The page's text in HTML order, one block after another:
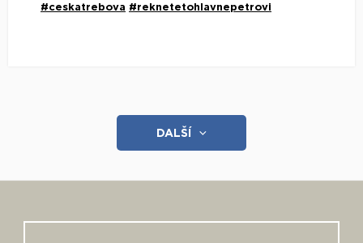
#ceskatrebova #reknetetohlavnepetrovi
DALŠÍ